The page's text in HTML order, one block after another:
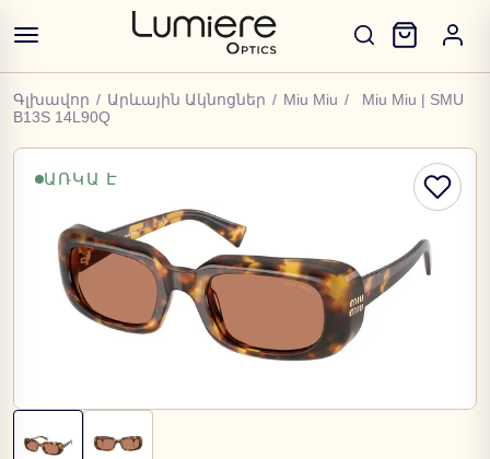
Գլխավոր / Արևային Ակնոցներ / Miu Miu /
Miu Miu | SMU
B13S 14L90Q
ԱՌԿԱ Է